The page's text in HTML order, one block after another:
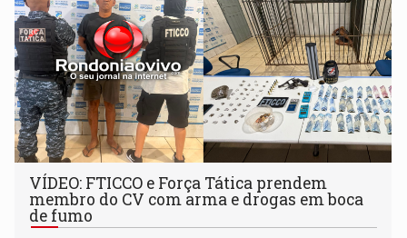
VÍDEO: FTICCO e Força Tática prendem
membro do CV com arma e drogas em boca
de fumo